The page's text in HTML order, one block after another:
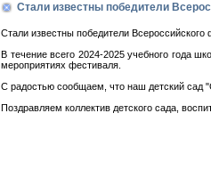
Стали известны победители
Стали известны победители
В течение всего 2024-2025 учебного года
мероприятиях фестиваля.
С радостью сообщаем, что наш детский сад
Поздравляем коллектив детского сада,